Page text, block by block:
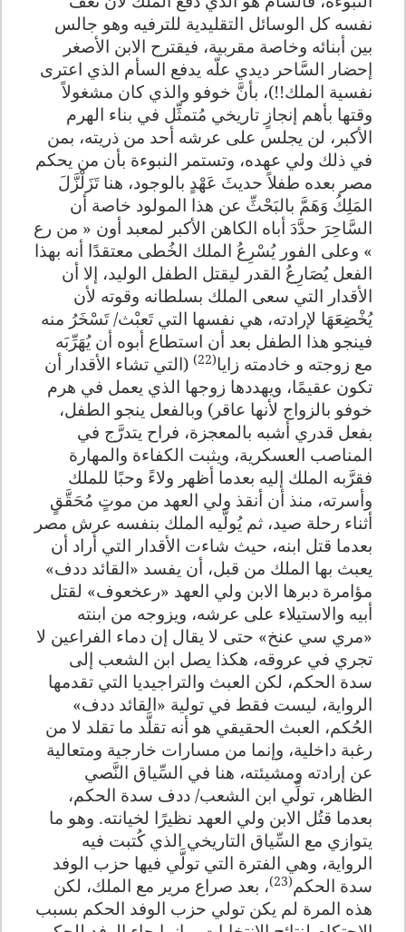
نفسه كل الوسائل التقليدية للترفيه وهو جالس
بين أبنائه وخاصة مقربية، فيقترح الابن الأصغر
إحضار السَّاحر ديدي علّه يدفع السأم الذي اعترى
نفسية الملك!!)، بأنَّ خوفو والذي كان مشغولاً
وقتها بأهم إنجازٍ تاريخي مُتمثِّل في بناء الهرم
الأكبر، لن يجلس على عرشه أحد من ذريته، بمن
في ذلك ولي عهده، وتستمر النبوءة بأن من يحكم
مصر بعده طفلاً حديثَ عَهْدٍ بالوجود، هنا تَزَلْزَّلَ
المَلِكُ وَهَمَّ بالبَحْثِّ عن هذا المولود خاصة أن
السَّاحِرَ حدَّدَ أباه الكاهن الأكبر لمعبد أون « من رع
» وعلى الفور يُسْرِعُ الملك الخُطى معتقدًا أنه بهذا
الفعل يُصَارِعُ القدر ليقتل الطفل الوليد، إلا أن
الأقدار التي سعى الملك بسلطانه وقوته لأن
يُخْضِعَهَا لإرادته، هي نفسها التي تَعبْث/ تَسْخَرُ منه
فينجو هذا الطفل بعد أن استطاع أبوه أن يُهَرِّبَه
مع زوجته و خادمته زايا(22)
(التي تشاء الأقدار أن
تكون عقيمًا، ويهددها زوجها الذي يعمل في هرم
خوفو بالزواج لأنها عاقر) وبالفعل ينجو الطفل،
بفعل قدري أشبه بالمعجزة، فراح يتدرَّج في
المناصب العسكرية، ويثبت الكفاءة والمهارة
فقرَّبه الملك إليه بعدما أظهر ولاءً وحبًا للملك
وأسرته، منذ أن أنقذ ولي العهد من موتٍ مُحَقَّقٍ
أثناء رحلة صيد، ثم يُولَّيه الملك بنفسه عرش مصر
بعدما قتل ابنه، حيث شاءت الأقدار التي أراد أن
يعبث بها الملك من قبل، أن يفسد «القائد ددف»
مؤامرة دبرها الابن ولي العهد «رعخعوف» لقتل
أبيه والاستيلاء على عرشه، ويزوجه من ابنته
«مري سي عنخ» حتى لا يقال إن دماء الفراعين لا
تجري في عروقه، هكذا يصل ابن الشعب إلى
سدة الحكم، لكن العبث والتراجيديا التي تقدمها
الرواية، ليست فقط في تولية «القائد ددف»
الحُكم، العبث الحقيقي هو أنه تقلَّد ما تقلد لا من
رغبة داخلية، وإنما من مسارات خارجية ومتعالية
عن إرادته ومشيئته، هنا في السِّياق النَّصي
الظاهر، تولِّي ابن الشعب/ ددف سدة الحكم،
بعدما قتُل الابن ولي العهد نظيرًا لخيانته. وهو ما
يتوازي مع السِّياق التاريخي الذي كُتبت فيه
الرواية، وهي الفترة التي تولَّي فيها حزب الوفد
سدة الحكم(23)
، بعد صراع مرير مع الملك، لكن
هذه المرة لم يكن تولي حزب الوفد الحكم بسبب